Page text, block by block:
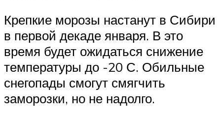
Крепкие морозы настанут в Сибири
в первой декаде января. В это
время будет ожидаться снижение
температуры до -20 С. Обильные
снегопады смогут смягчить
заморозки, но не надолго.